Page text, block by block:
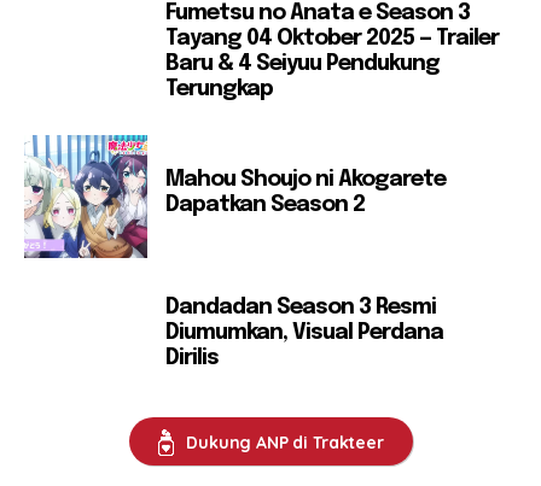
Fumetsu no Anata e Season 3
Tayang 04 Oktober 2025 — Trailer
Baru & 4 Seiyuu Pendukung
Terungkap
Mahou Shoujo ni Akogarete
Dapatkan Season 2
Dandadan Season 3 Resmi
Diumumkan, Visual Perdana
Dirilis
Dukung ANP di Trakteer